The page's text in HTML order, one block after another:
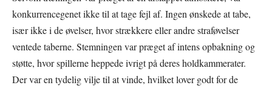
konkurrencegenet ikke til at tage fejl af. Ingen ønskede at tabe,
især ikke i de øvelser, hvor strækkere eller andre straføvelser
ventede taberne. Stemningen var præget af intens opbakning og
støtte, hvor spillerne heppede ivrigt på deres holdkammerater.
Der var en tydelig vilje til at vinde, hvilket lover godt for de